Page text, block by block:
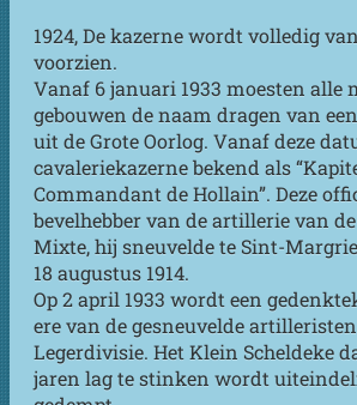
1924, De kazerne wordt volledig
voorzien.
Vanaf 6 januari 1933 moesten alle
gebouwen de naam dragen van
uit de Grote Oorlog. Vanaf deze
cavaleriekazerne bekend als
Commandant de Hollain”. Deze
bevelhebber van de artillerie van
Mixte, hij sneuvelde te Sint-
18 augustus 1914.
Op 2 april 1933 wordt een
ere van de gesneuvelde
Legerdivisie. Het Klein Scheldeke
jaren lag te stinken wordt